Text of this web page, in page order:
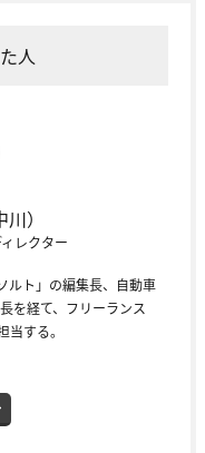
人
）
レクター
ルト」の編集長、自動車
を経て、フリーランス
する。